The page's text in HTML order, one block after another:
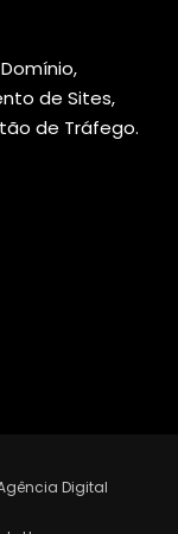
de Sites,
de Tráfego.
Digital